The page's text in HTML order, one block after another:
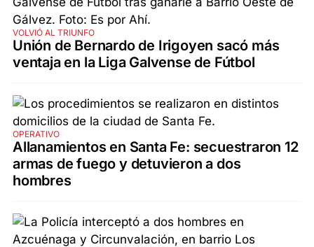
VOLVIÓ AL TRIUNFO
Unión de Bernardo de Irigoyen sacó más
ventaja en la Liga Galvense de Fútbol
OPERATIVO
Allanamientos en Santa Fe: secuestraron 12
armas de fuego y detuvieron a dos
hombres